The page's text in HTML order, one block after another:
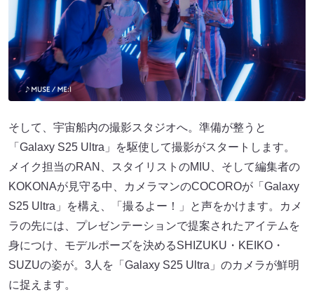
そして、宇宙船内の撮影スタジオへ。準備が整うと
「Galaxy S25 Ultra」を駆使して撮影がスタートします。
メイク担当のRAN、スタイリストのMIU、そして編集者の
KOKONAが見守る中、カメラマンのCOCOROが「Galaxy
S25 Ultra」を構え、「撮るよー！」と声をかけます。カメ
ラの先には、プレゼンテーションで提案されたアイテムを
身につけ、モデルポーズを決めるSHIZUKU・KEIKO・
SUZUの姿が。3人を「Galaxy S25 Ultra」のカメラが鮮明
に捉えます。